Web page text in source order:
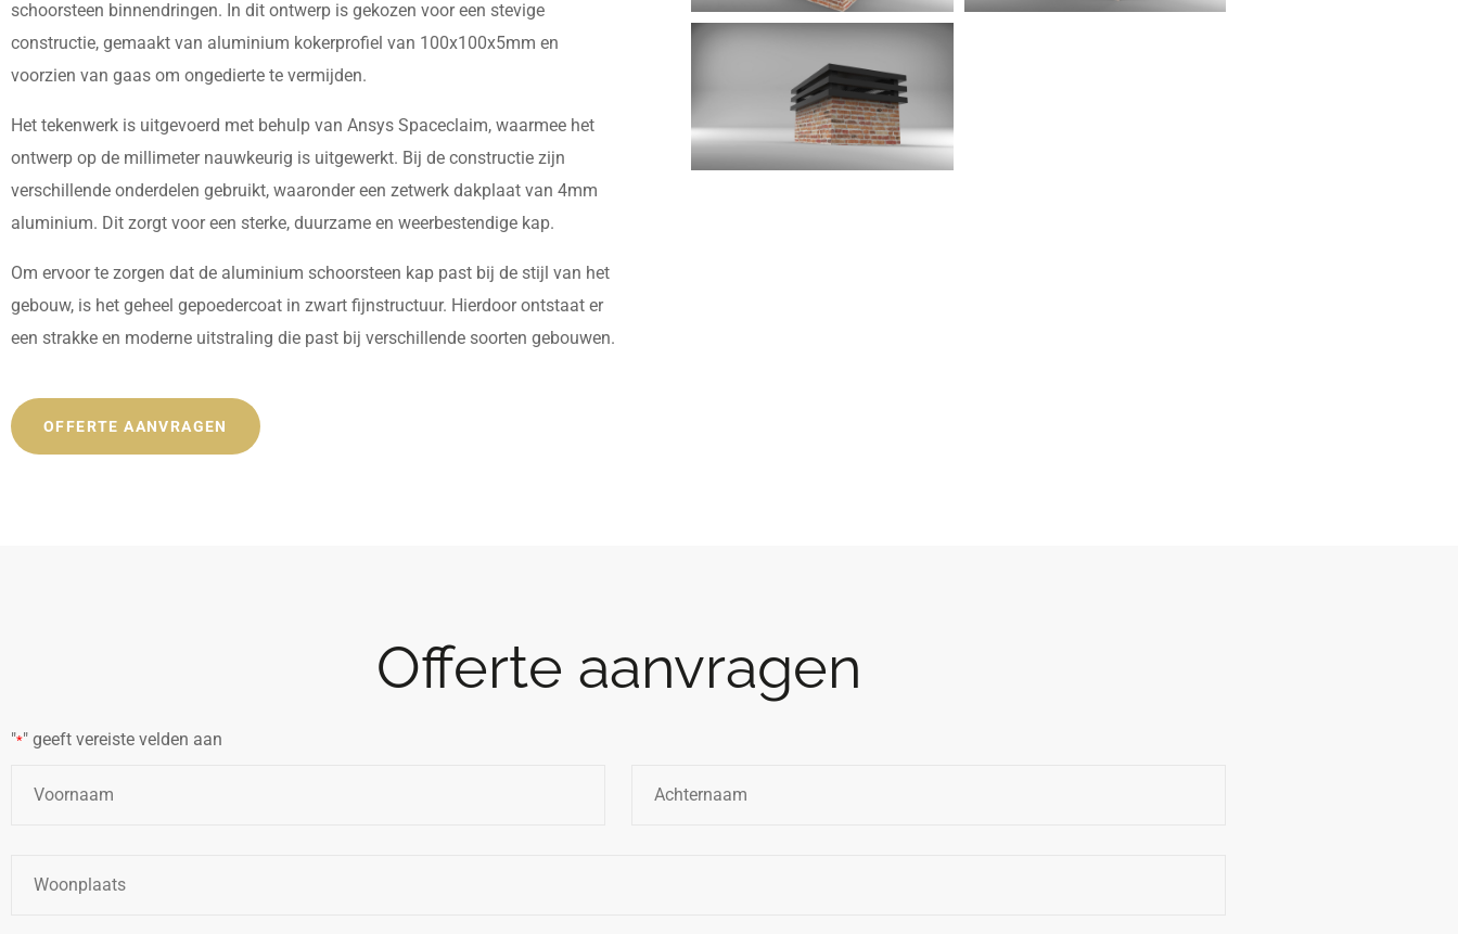
schoorsteen binnendringen. In dit ontwerp is gekozen voor een stevige
constructie, gemaakt van aluminium kokerprofiel van 100x100x5mm en
voorzien van gaas om ongedierte te vermijden.
Het tekenwerk is uitgevoerd met behulp van Ansys Spaceclaim, waarmee het
ontwerp op de millimeter nauwkeurig is uitgewerkt. Bij de constructie zijn
verschillende onderdelen gebruikt, waaronder een zetwerk dakplaat van 4mm
aluminium. Dit zorgt voor een sterke, duurzame en weerbestendige kap.
Om ervoor te zorgen dat de aluminium schoorsteen kap past bij de stijl van het
gebouw, is het geheel gepoedercoat in zwart fijnstructuur. Hierdoor ontstaat er
een strakke en moderne uitstraling die past bij verschillende soorten gebouwen.
OFFERTE AANVRAGEN
Offerte aanvragen
"*" geeft vereiste velden aan